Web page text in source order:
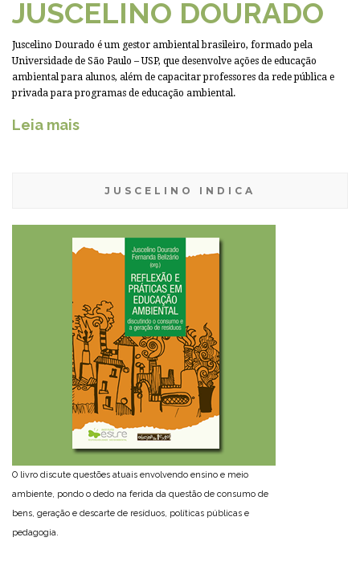
JUSCELINO DOURADO
Juscelino Dourado é um gestor ambiental brasileiro, formado pela
Universidade de São Paulo – USP, que desenvolve ações de educação
ambiental para alunos, além de capacitar professores da rede pública e
privada para programas de educação ambiental.
Leia mais
JUSCELINO INDICA
O livro discute questões atuais envolvendo ensino e meio
ambiente, pondo o dedo na ferida da questão de consumo de
bens, geração e descarte de resíduos, políticas públicas e
pedagogia.